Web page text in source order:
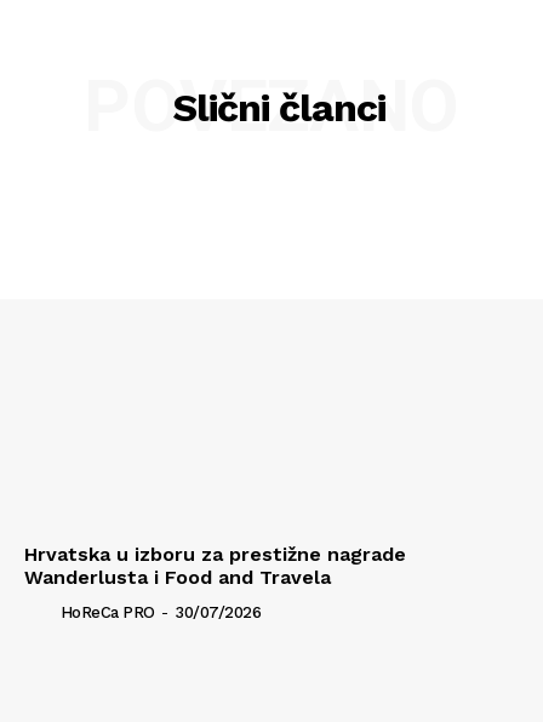
Slični članci
POVEZANO
Hrvatska u izboru za prestižne nagrade
Wanderlusta i Food and Travela
HoReCa PRO - 30/07/2026